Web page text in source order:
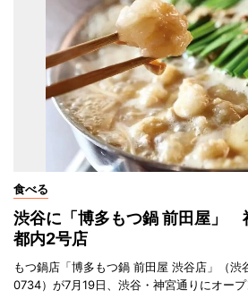
食べる
渋谷に「博多もつ鍋 前田屋」
都内2号店
もつ鍋店「博多もつ鍋 前田屋 渋谷店」（
0734）が7月19日、渋谷・神宮通りにオープ